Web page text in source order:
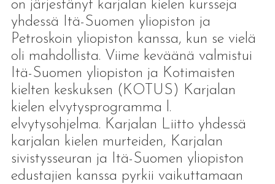
on järjestänyt karjalan kielen kursseja
yhdessä Itä-Suomen yliopiston ja
Petroskoin yliopiston kanssa, kun se vielä
oli mahdollista. Viime keväänä valmistui
Itä-Suomen yliopiston ja Kotimaisten
kielten keskuksen (KOTUS) Karjalan
kielen elvytysprogramma l.
elvytysohjelma. Karjalan Liitto yhdessä
karjalan kielen murteiden, Karjalan
sivistysseuran ja Itä-Suomen yliopiston
edustajien kanssa pyrkii vaikuttamaan